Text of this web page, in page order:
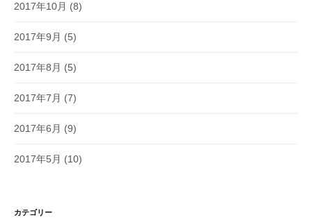
2017年10月 (8)
2017年9月 (5)
2017年8月 (5)
2017年7月 (7)
2017年6月 (9)
2017年5月 (10)
カテゴリー